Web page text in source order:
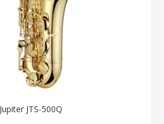
Jupiter JTS-500Q